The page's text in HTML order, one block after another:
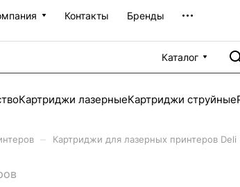
Контакты Бренды
Каталог
Картриджи лазерныеКартриджи струйные
Картриджи для лазерных принтеров Deli